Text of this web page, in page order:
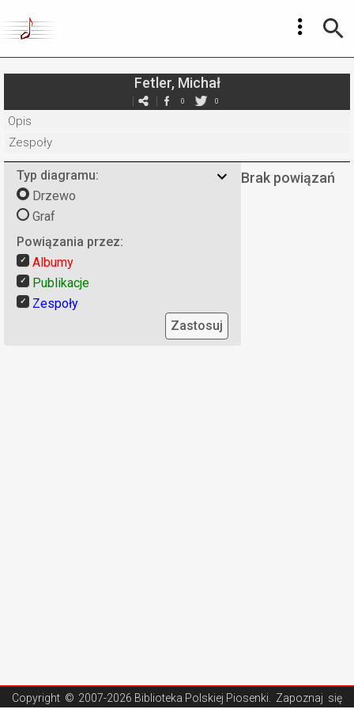
Fetler, Michał
0 0
Opis
Zespoły
Typ diagramu:
Drzewo
Graf
Powiązania przez:
Albumy
Publikacje
Zespoły
Zastosuj
Brak powiązań
Copyright © 2007-2026 Biblioteka Polskiej Piosenki . Zapoznaj się